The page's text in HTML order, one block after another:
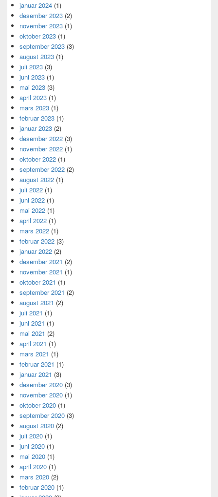
januar 2024 (1)
desember 2023 (2)
november 2023 (1)
oktober 2023 (1)
september 2023 (3)
august 2023 (1)
juli 2023 (3)
juni 2023 (1)
mai 2023 (3)
april 2023 (1)
mars 2023 (1)
februar 2023 (1)
januar 2023 (2)
desember 2022 (3)
november 2022 (1)
oktober 2022 (1)
september 2022 (2)
august 2022 (1)
juli 2022 (1)
juni 2022 (1)
mai 2022 (1)
april 2022 (1)
mars 2022 (1)
februar 2022 (3)
januar 2022 (2)
desember 2021 (2)
november 2021 (1)
oktober 2021 (1)
september 2021 (2)
august 2021 (2)
juli 2021 (1)
juni 2021 (1)
mai 2021 (2)
april 2021 (1)
mars 2021 (1)
februar 2021 (1)
januar 2021 (3)
desember 2020 (3)
november 2020 (1)
oktober 2020 (1)
september 2020 (3)
august 2020 (2)
juli 2020 (1)
juni 2020 (1)
mai 2020 (1)
april 2020 (1)
mars 2020 (2)
februar 2020 (1)